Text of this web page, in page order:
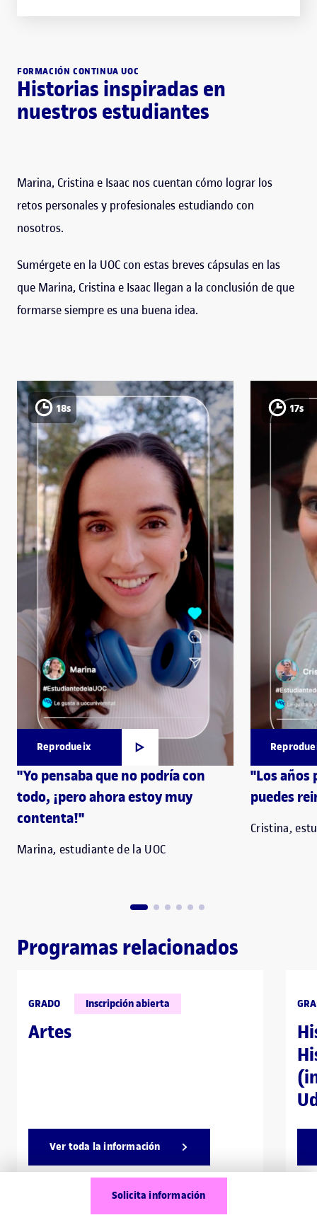
Solicita información
FORMACIÓN CONTINUA UOC
Historias inspiradas en
nuestros estudiantes
Marina, Cristina e Isaac nos cuentan cómo lograr los
retos personales y profesionales estudiando con
nosotros.
Sumérgete en la UOC con estas breves cápsulas en las
que Marina, Cristina e Isaac llegan a la conclusión de que
formarse siempre es una buena idea.
Reprodueix
18s
"Yo pensaba que no podría con
todo, ¡pero ahora estoy muy
contenta!"
Marina, estudiante de la UOC
17s
"Los años
puedes
Cristina,
Programas relacionados
GRADO Inscripción abierta
Artes
Ver toda la información
Selecciona hasta 3 programas para comparar